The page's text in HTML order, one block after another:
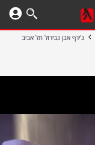
ג'ירף אבן גבירול תל אביב